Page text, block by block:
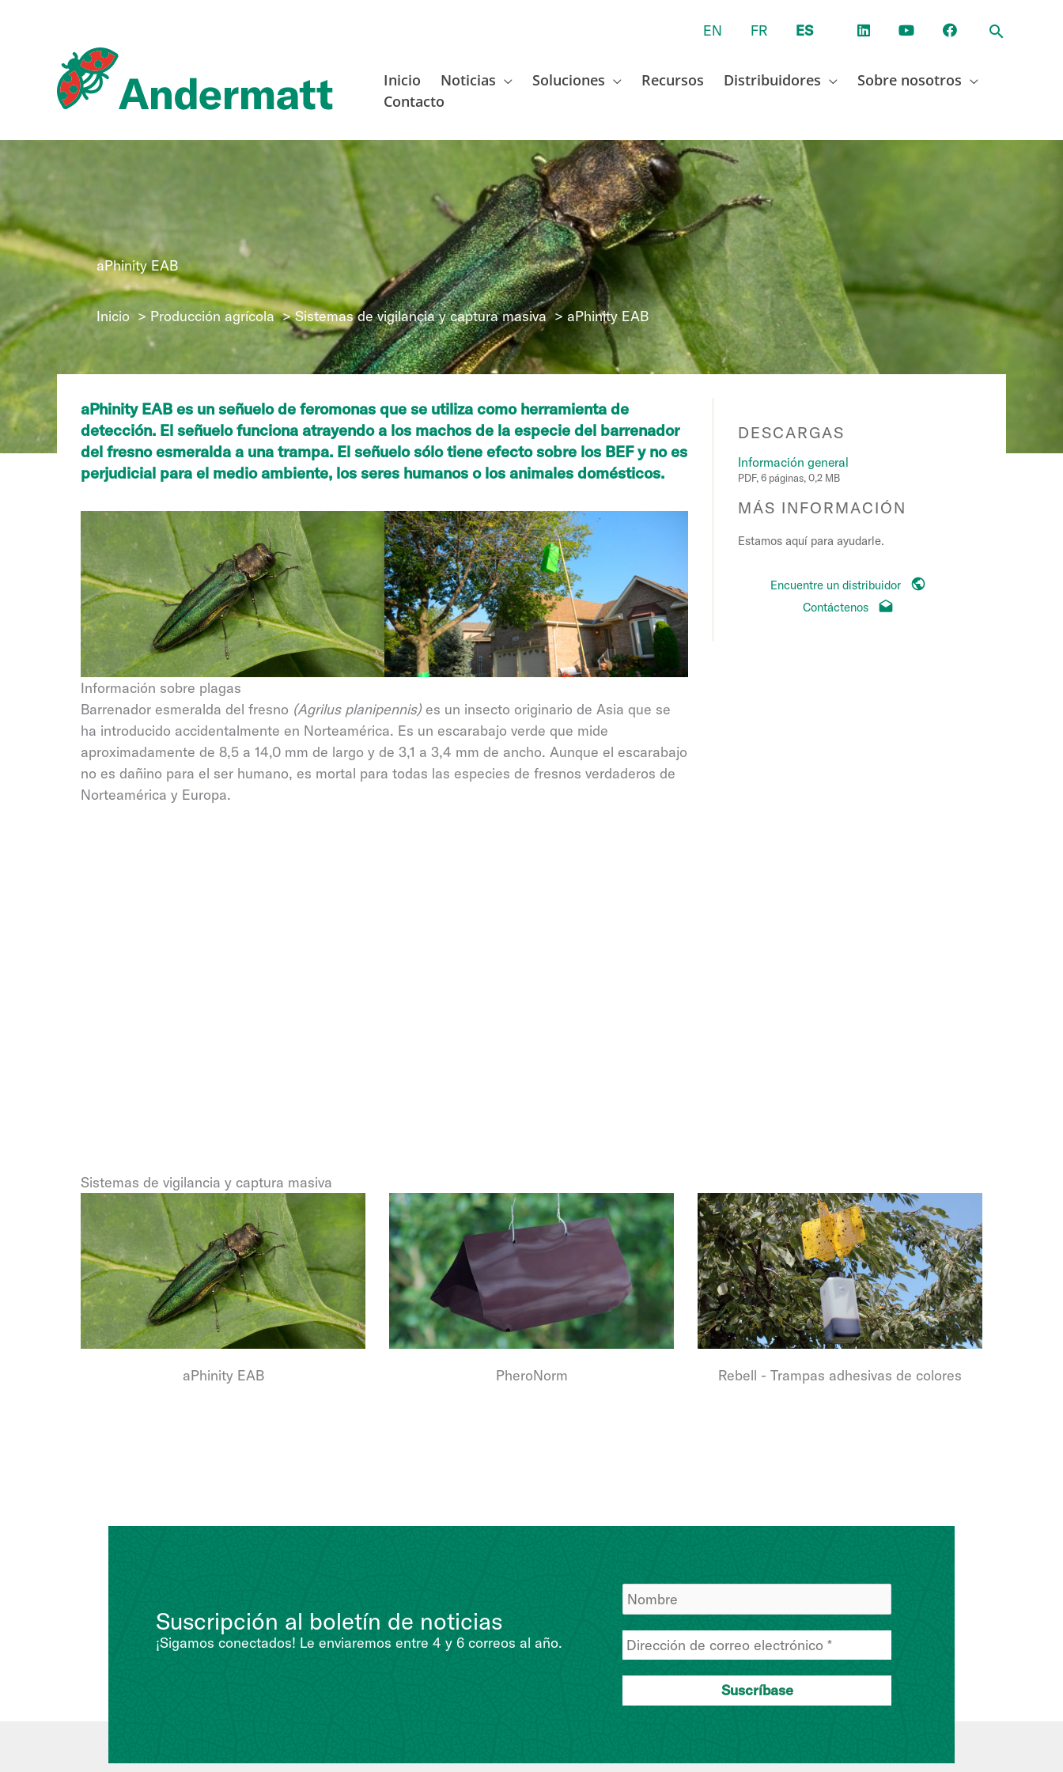
EN FR ES
Inicio Noticias Soluciones Recursos Distribuidores
Sobre nosotros
Contacto
aPhinity EAB
Inicio Producción agrícola Sistemas de vigilancia y captura masiva aPhinity EAB
aPhinity EAB es un señuelo de feromonas que se utiliza como herramienta de
detección. El señuelo funciona atrayendo a los machos de la especie del barrenador
del fresno esmeralda a una trampa. El señuelo sólo tiene efecto sobre los BEF y no es
perjudicial para el medio ambiente, los seres humanos o los animales domésticos.
Información sobre plagas
Barrenador esmeralda del fresno (Agrilus planipennis)es un insecto originario de Asia que se
ha introducido accidentalmente en Norteamérica. Es un escarabajo verde que mide
aproximadamente de 8,5 a 14,0 mm de largo y de 3,1 a 3,4 mm de ancho. Aunque el escarabajo
no es dañino para el ser humano, es mortal para todas las especies de fresnos verdaderos de
Norteamérica y Europa.
DESCARGAS
Información general
PDF, 6 páginas, 0,2 MB
MÁS INFORMACIÓN
Estamos aquí para ayudarle.
Encuentre un distribuidor
Contáctenos
Sistemas de vigilancia y captura masiva
aPhinity EAB PheroNorm Rebell - Trampas adhesivas de colores
Suscripción al boletín de noticias
¡Sigamos conectados! Le enviaremos entre 4 y 6 correos al año.